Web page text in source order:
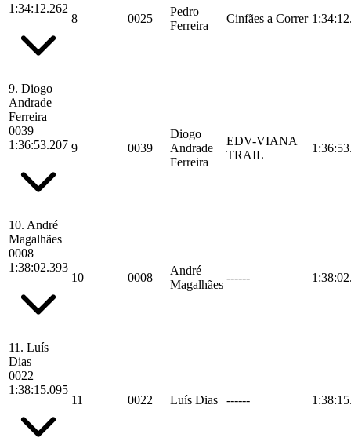
1:34:12.262
8 0025
Pedro
Ferreira
Cinfães a Correr
9. Diogo
Andrade
Ferreira
0039 |
1:36:53.207 9 0039
Diogo
Andrade
Ferreira
EDV-VIANA
TRAIL
10. André
Magalhães
0008 |
1:38:02.393
10 0008
André
Magalhães
------
11. Luís
Dias
0022 |
1:38:15.095
11 0022 Luís Dias ------